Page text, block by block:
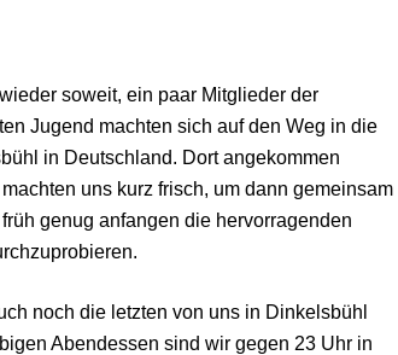
soweit, ein paar Mitglieder der
Jugend machten sich auf den Weg in die
in Deutschland. Dort angekommen
uns kurz frisch, um dann gemeinsam
genug anfangen die hervorragenden
noch die letzten von uns in Dinkelsbühl
Abendessen sind wir gegen 23 Uhr in